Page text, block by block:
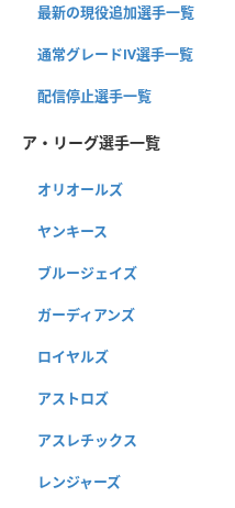
最新の現役追加選手一覧
通常グレードⅣ選手一覧
配信停止選手一覧
ア・リーグ選手一覧
オリオールズ
ヤンキース
ブルージェイズ
ガーディアンズ
ロイヤルズ
アストロズ
アスレチックス
レンジャーズ